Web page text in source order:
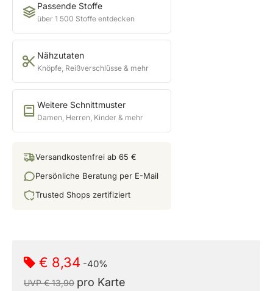
Passende Stoffe
über 1 500 Stoffe entdecken
Nähzutaten
Knöpfe, Reißverschlüsse & mehr
Weitere Schnittmuster
Damen, Herren, Kinder & mehr
Versandkostenfrei ab 65 €
Persönliche Beratung per E-Mail
Trusted Shops zertifiziert
€ 8,34 -40%
UVP € 13,90 pro Karte